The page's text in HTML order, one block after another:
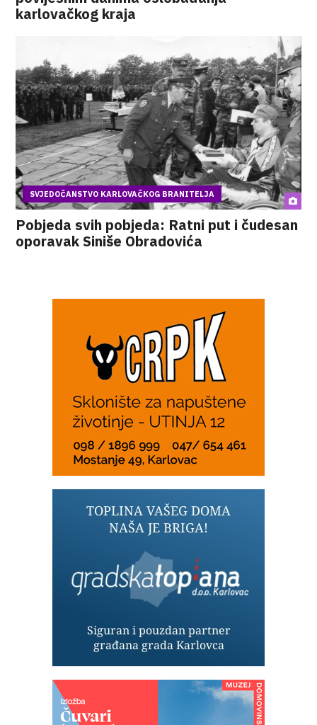
karlovačkog kraja
SVJEDOČANSTVO KARLOVAČKOG BRANITELJA
Pobjeda svih pobjeda: Ratni put i čudesan
oporavak Siniše Obradovića